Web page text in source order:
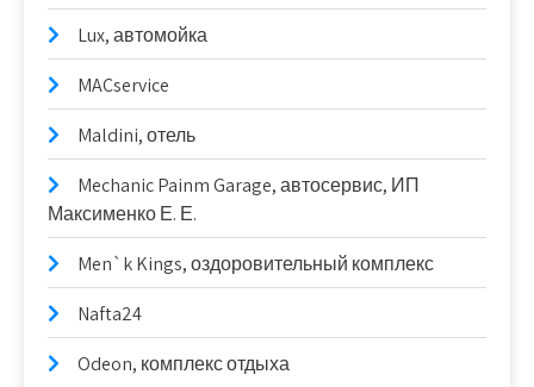
Lux, автомойка
MACservice
Maldini, отель
Mechanic Painm Garage, автосервис, ИП
Максименко Е. Е.
Men`k Kings, оздоровительный комплекс
Nafta24
Odeon, комплекс отдыха